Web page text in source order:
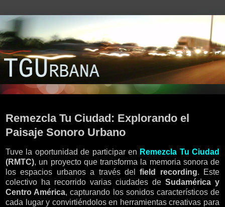
Remezcla Tu Ciudad: Explorando el
Paisaje Sonoro Urbano
Tuve la oportunidad de participar en Remezcla Tu Ciudad
(RMTC), un proyecto que transforma la memoria sonora de
los espacios urbanos a través delfield recording. Este
colectivo ha recorrido varias ciudades de Sudamérica y
Centro América, capturando los sonidos característicos de
cada lugar y convirtiéndolos en herramientas creativas para